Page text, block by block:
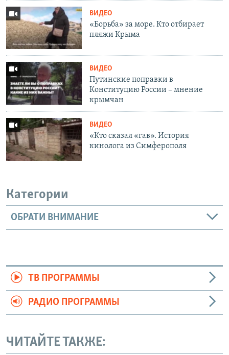
ВИДЕО
«Борьба» за море. Кто отбирает
пляжи Крыма
ВИДЕО
Путинские поправки в
Конституцию России – мнение
крымчан
ВИДЕО
«Кто сказал «гав». История
кинолога из Симферополя
Категории
ОБРАТИ ВНИМАНИЕ
ТВ ПРОГРАММЫ
РАДИО ПРОГРАММЫ
ЧИТАЙТЕ ТАКЖЕ: